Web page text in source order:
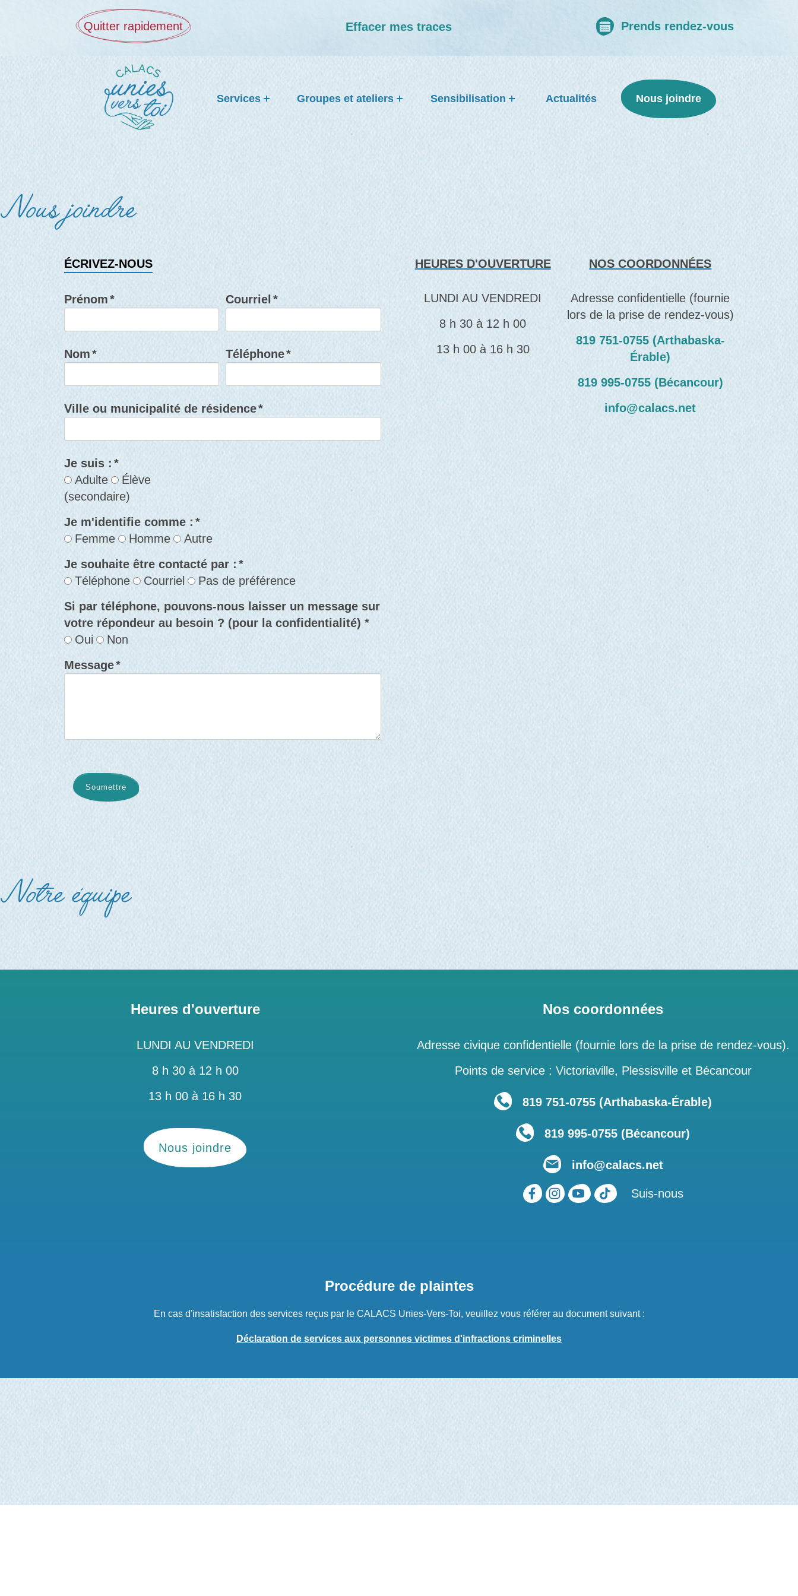
Quitter rapidement Effacer mes traces Prends rendez-vous
Services Groupes et ateliers Sensibilisation Actualités Nous joindre
Nous joindre
ÉCRIVEZ-NOUS
Prénom*
Nom*
Courriel *
Téléphone*
Ville ou municipalité de résidence*
Je suis : *
Adulte
Élève
(secondaire)
Je m'identifie comme : *
Femme
Homme
Autre
Je souhaite être contacté par : *
Téléphone
Courriel
Pas de préférence
Si par téléphone, pouvons-nous laisser un message sur
votre répondeur au besoin ? (pour la confidentialité) *
Oui
Non
Message*
Soumettre
HEURES D'OUVERTURE
LUNDI AU VENDREDI
8 h 30 à 12 h 00
13 h 00 à 16 h 30
NOS COORDONNÉES
Adresse confidentielle (fournie
lors de la prise de rendez-vous)
819 751‑0755 (Arthabaska-
Érable)
819 995‑0755 (Bécancour)
info@calacs.net
Notre équipe
Heures d'ouverture
LUNDI AU VENDREDI
8 h 30 à 12 h 00
13 h 00 à 16 h 30
Nous joindre
Nos coordonnées
Adresse civique confidentielle (fournie lors de la prise de rendez-vous).
Points de service : Victoriaville, Plessisville et Bécancour
819 751‑0755 (Arthabaska-Érable)
819 995-0755 (Bécancour)
info@calacs.net
Suis-nous
Procédure de plaintes
En cas d'insatisfaction des services reçus par le CALACS Unies-Vers-Toi, veuillez vous référer au document suivant :
Déclaration de services aux personnes victimes d'infractions criminelles